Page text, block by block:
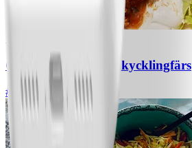
Chili con carne med kycklingfärs
# Lätt